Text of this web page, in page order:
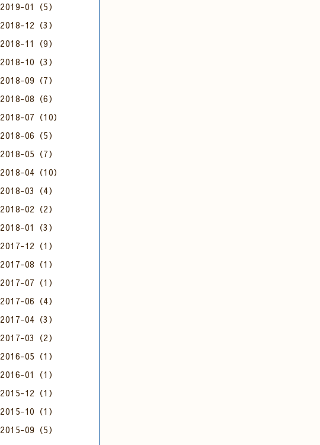
2019-01（5）
2018-12（3）
2018-11（9）
2018-10（3）
2018-09（7）
2018-08（6）
2018-07（10）
2018-06（5）
2018-05（7）
2018-04（10）
2018-03（4）
2018-02（2）
2018-01（3）
2017-12（1）
2017-08（1）
2017-07（1）
2017-06（4）
2017-04（3）
2017-03（2）
2016-05（1）
2016-01（1）
2015-12（1）
2015-10（1）
2015-09（5）